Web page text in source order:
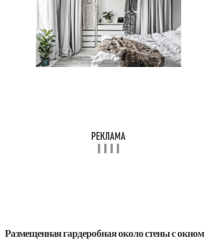
Размещенная гардеробная около стены с окном